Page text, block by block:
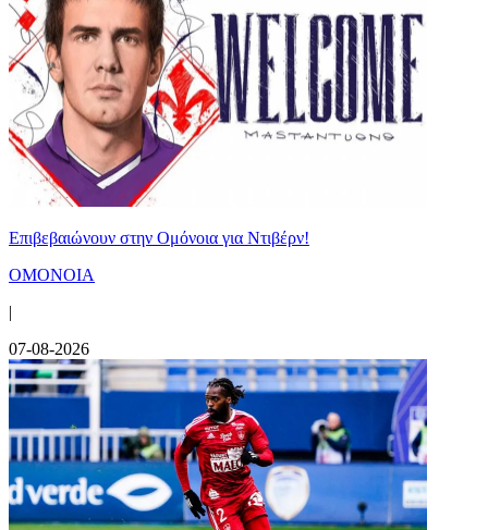
Επιβεβαιώνουν στην Ομόνοια για Ντιβέρν!
ΟΜΟΝΟΙΑ
|
07-08-2026